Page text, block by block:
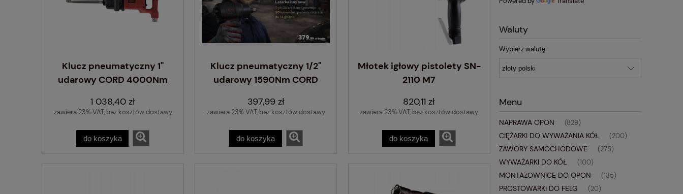
Klucz pneumatyczny 1"
udarowy CORD 4000Nm
1 038,40 zł
zawiera 23% VAT, bez kosztów dostawy
do koszyka
Klucz pneumatyczny 1/2"
udarowy 1590Nm CORD
397,99 zł
zawiera 23% VAT, bez kosztów dostawy
do koszyka
Młotek igłowy pistolety SN-
2110 M7
820,11 zł
zawiera 23% VAT, bez kosztów dostawy
do koszyka
Waluty
Wybierz walutę
Menu
NAPRAWA OPON (829)
CIĘŻARKI DO WYWAŻANIA KÓŁ (200)
ZAWORY SAMOCHODOWE (275)
WYWAŻARKI DO KÓŁ (100)
MONTAŻOWNICE DO OPON (135)
PROSTOWARKI DO FELG (20)